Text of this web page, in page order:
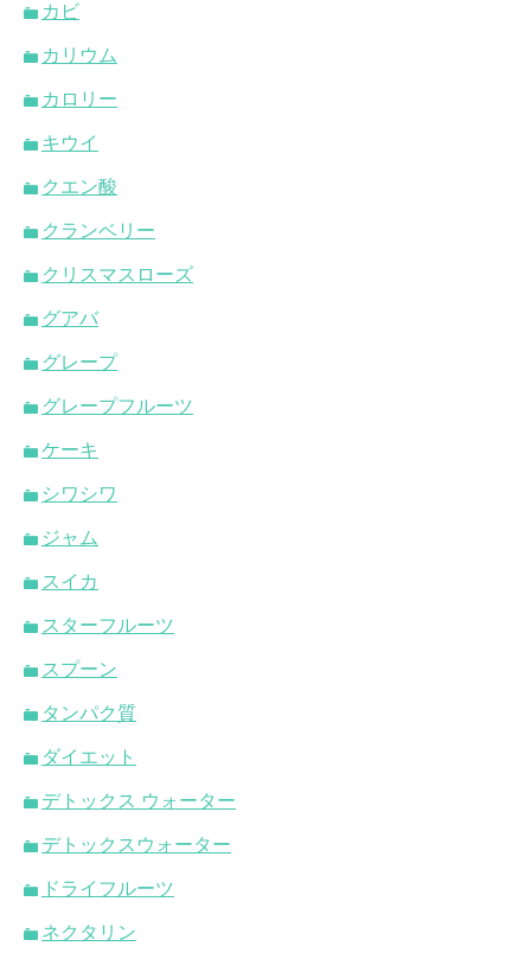
カビ
カリウム
カロリー
キウイ
クエン酸
クランベリー
クリスマスローズ
グアバ
グレープ
グレープフルーツ
ケーキ
シワシワ
ジャム
スイカ
スターフルーツ
スプーン
タンパク質
ダイエット
デトックス ウォーター
デトックスウォーター
ドライフルーツ
ネクタリン